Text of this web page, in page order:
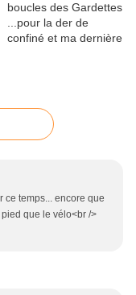
ce temps... encore que
que le vélo<br />